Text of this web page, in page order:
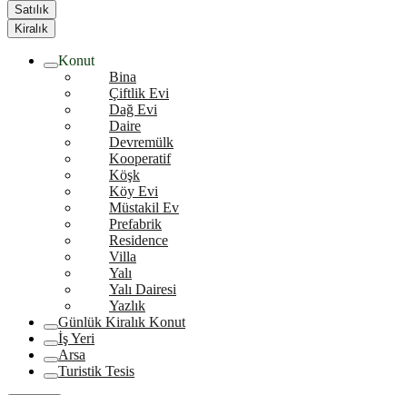
Satılık
Kiralık
Konut
Bina
Çiftlik Evi
Dağ Evi
Daire
Devremülk
Kooperatif
Köşk
Köy Evi
Müstakil Ev
Prefabrik
Residence
Villa
Yalı
Yalı Dairesi
Yazlık
Günlük Kiralık Konut
İş Yeri
Arsa
Turistik Tesis